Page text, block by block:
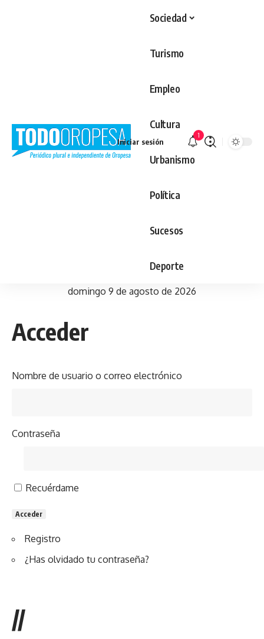
Sociedad
Turismo
Empleo
Cultura
Urbanismo
Política
Sucesos
Deporte
Iniciar sesión
1
domingo 9 de agosto de 2026
Acceder
Nombre de usuario o correo electrónico
Contraseña
Recuérdame
Acceder
Registro
¿Has olvidado tu contraseña?
//